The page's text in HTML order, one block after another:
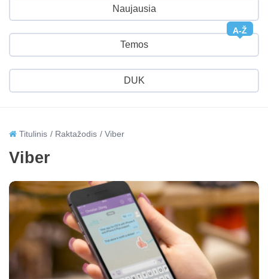
Naujausia
Temos
A-Ž
DUK
Titulinis Raktažodis Viber
Viber